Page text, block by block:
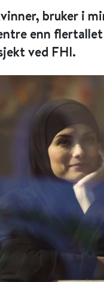
bruker i
enn
ved FHI.